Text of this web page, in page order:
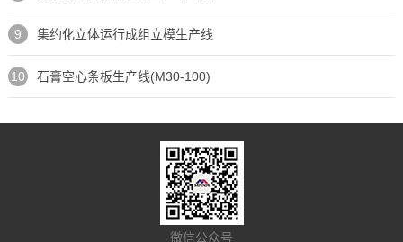
9 集约化立体运行成组立模生产线
10 石膏空心条板生产线(M30-100)
微信公众号